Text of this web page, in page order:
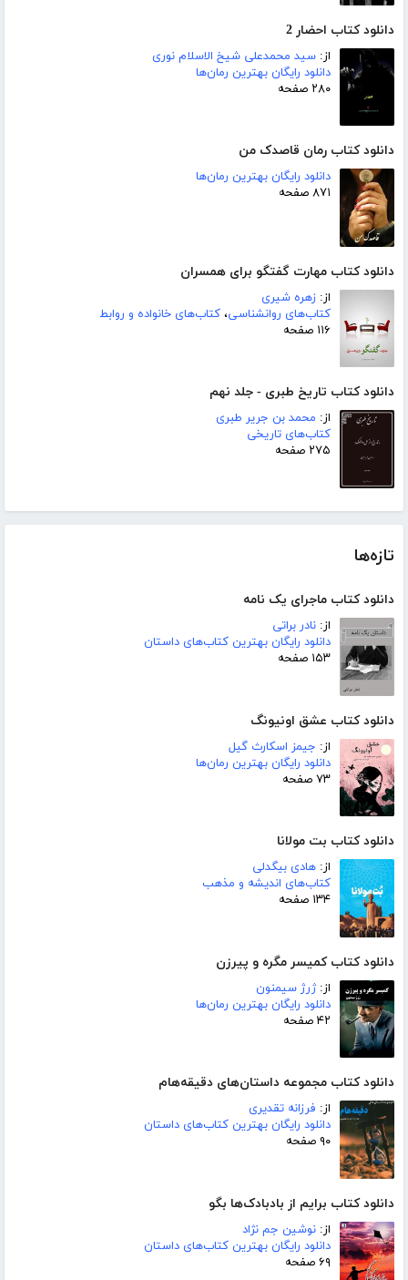
دانلود کتاب احضار 2
از: سید محمدعلی شیخ الاسلام نوری
دانلود رایگان بهترین رمان‌ها
۲۸۰ صفحه
دانلود کتاب رمان قاصدک من
دانلود رایگان بهترین رمان‌ها
۸۷۱ صفحه
دانلود کتاب مهارت گفتگو برای همسران
از: زهره شیری
کتاب‌های روانشناسی، کتاب‌های خانواده و روابط
۱۱۶ صفحه
دانلود کتاب تاریخ طبری - جلد نهم
از: محمد بن جریر طبری
کتاب‌های تاریخی
۲۷۵ صفحه
تازه‌ها
دانلود کتاب ماجرای یک نامه
از: نادر براتی
دانلود رایگان بهترین کتاب‌های داستان
۱۵۳ صفحه
دانلود کتاب عشق اونیونگ
از: جیمز اسکارث گیل
دانلود رایگان بهترین رمان‌ها
۷۳ صفحه
دانلود کتاب بت مولانا
از: هادی بیگدلی
کتاب‌های اندیشه و مذهب
۱۳۴ صفحه
دانلود کتاب کمیسر مگره و پیرزن
از:ژرژ سیمنون
دانلود رایگان بهترین رمان‌ها
۴۲ صفحه
دانلود کتاب مجموعه داستان‌های دقیقه‌هام
از: فرزانه تقدیری
دانلود رایگان بهترین کتاب‌های داستان
۹۰ صفحه
دانلود کتاب برایم از بادبادک‌ها بگو
از: نوشین جم نژاد
دانلود رایگان بهترین کتاب‌های داستان
۶۹ صفحه